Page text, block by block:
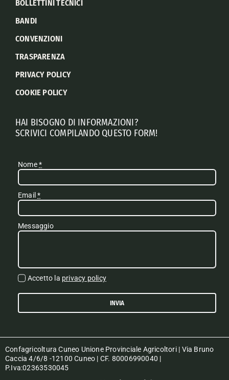
BOLLETTINI TECNICI
BANDI
CONVENZIONI
TRASPARENZA
PRIVACY POLICY
COOKIE POLICY
HAI BISOGNO DI INFORMAZIONI?
SCRIVICI COMPILANDO QUESTO FORM!
Nome*
Email*
Messaggio
Accetto la privacy policy
INVIA
Confagricoltura Cuneo Unione Provinciale Agricoltori | Via Bruno
Caccia 4/6/8 -12100 Cuneo | CF. 80006990040 |
P.Iva:02363530045